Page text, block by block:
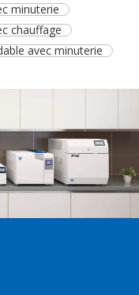
minuterie
chauffage
avec minuterie